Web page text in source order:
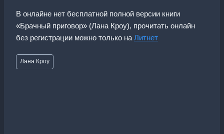
В онлайне нет бесплатной полной версии книги
«Брачный приговор» (Лана Кроу), прочитать онлайн
без регистрации можно только на Литнет
Метки
записи:
Лана Кроу